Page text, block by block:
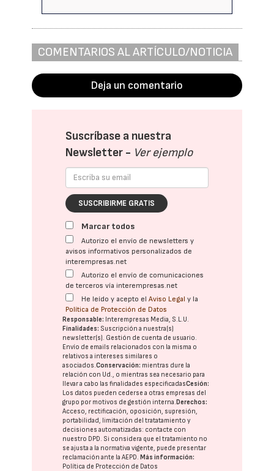
COMENTARIOS AL ARTÍCULO/NOTICIA
Deja un comentario
Suscríbase a nuestra
Newsletter - Ver ejemplo
SUSCRIBIRME GRATIS
Marcar todos
Autorizo el envío de newsletters y
avisos informativos personalizados de
interempresas.net
Autorizo el envío de comunicaciones
de terceros vía interempresas.net
He leído y acepto elAviso Legal y la
Política de Protección de Datos
Responsable: Interempresas Media, S.L.U.
Finalidades: Suscripción a nuestra(s)
newsletter(s). Gestión de cuenta de usuario.
Envío de emails relacionados con la misma o
relativos a intereses similares o
asociados.Conservación: mientras dure la
relación con Ud., o mientras sea necesario para
llevar a cabo las finalidades especificadasCesión:
Los datos pueden cederse a otras empresas del
grupo por motivos de gestión interna.Derechos:
Acceso, rectificación, oposición, supresión,
portabilidad, limitación del tratatamiento y
decisiones automatizadas: contacte con
nuestro DPD . Si considera que el tratamiento no
se ajusta a la normativa vigente, puede presentar
reclamación ante laAEPD .Más información:
Política de Protección de Datos